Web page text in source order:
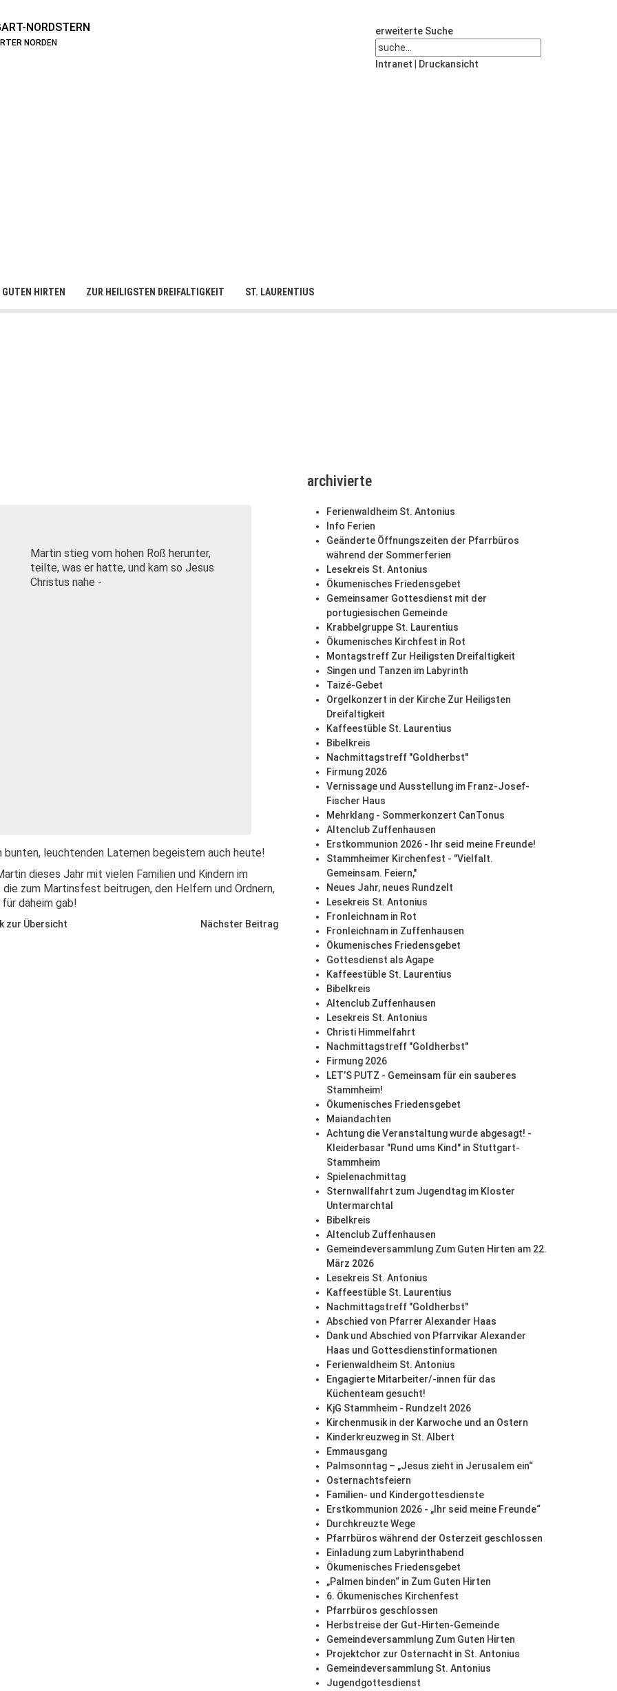
NORDSTERN
NORDEN
erweiterte Suche
Intranet Druckansicht
HIRTEN ZUR HEILIGSTEN DREIFALTIGKEIT ST. LAURENTIUS
Martin stieg vom hohen Roß herunter,
teilte, was er hatte, und kam so Jesus
Christus nahe -
leuchtenden Laternen begeistern auch heute!
dieses Jahr mit vielen Familien und Kindern im
zum Martinsfest beitrugen, den Helfern und Ordnern,
daheim gab!
zur Übersicht Nächster Beitrag
archivierte
Ferienwaldheim St. Antonius
Info Ferien
Geänderte Öffnungszeiten der Pfarrbüros
während der Sommerferien
Lesekreis St. Antonius
Ökumenisches Friedensgebet
Gemeinsamer Gottesdienst mit der
portugiesischen Gemeinde
Krabbelgruppe St. Laurentius
Ökumenisches Kirchfest in Rot
Montagstreff Zur Heiligsten Dreifaltigkeit
Singen und Tanzen im Labyrinth
Taizé-Gebet
Orgelkonzert in der Kirche Zur Heiligsten
Dreifaltigkeit
Kaffeestüble St. Laurentius
Bibelkreis
Nachmittagstreff "Goldherbst"
Firmung 2026
Vernissage und Ausstellung im Franz-Josef-
Fischer Haus
Mehrklang - Sommerkonzert CanTonus
Altenclub Zuffenhausen
Erstkommunion 2026 - Ihr seid meine Freunde!
Stammheimer Kirchenfest - "Vielfalt.
Gemeinsam. Feiern,"
Neues Jahr, neues Rundzelt
Lesekreis St. Antonius
Fronleichnam in Rot
Fronleichnam in Zuffenhausen
Ökumenisches Friedensgebet
Gottesdienst als Agape
Kaffeestüble St. Laurentius
Bibelkreis
Altenclub Zuffenhausen
Lesekreis St. Antonius
Christi Himmelfahrt
Nachmittagstreff "Goldherbst"
Firmung 2026
LET’S PUTZ - Gemeinsam für ein sauberes
Stammheim!
Ökumenisches Friedensgebet
Maiandachten
Achtung die Veranstaltung wurde abgesagt! -
Kleiderbasar "Rund ums Kind" in Stuttgart-
Stammheim
Spielenachmittag
Sternwallfahrt zum Jugendtag im Kloster
Untermarchtal
Bibelkreis
Altenclub Zuffenhausen
Gemeindeversammlung Zum Guten Hirten am 22.
März 2026
Lesekreis St. Antonius
Kaffeestüble St. Laurentius
Nachmittagstreff "Goldherbst"
Abschied von Pfarrer Alexander Haas
Dank und Abschied von Pfarrvikar Alexander
Haas und Gottesdienstinformationen
Ferienwaldheim St. Antonius
Engagierte Mitarbeiter/-innen für das
Küchenteam gesucht!
KjG Stammheim - Rundzelt 2026
Kirchenmusik in der Karwoche und an Ostern
Kinderkreuzweg in St. Albert
Emmausgang
Palmsonntag – „Jesus zieht in Jerusalem ein“
Osternachtsfeiern
Familien- und Kindergottesdienste
Erstkommunion 2026 - „Ihr seid meine Freunde“
Durchkreuzte Wege
Pfarrbüros während der Osterzeit geschlossen
Einladung zum Labyrinthabend
Ökumenisches Friedensgebet
„Palmen binden“ in Zum Guten Hirten
6. Ökumenisches Kirchenfest
Pfarrbüros geschlossen
Herbstreise der Gut-Hirten-Gemeinde
Gemeindeversammlung Zum Guten Hirten
Projektchor zur Osternacht in St. Antonius
Gemeindeversammlung St. Antonius
Jugendgottesdienst